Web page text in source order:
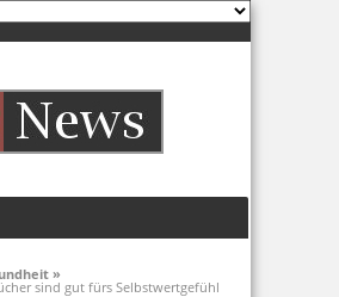
»
sind gut fürs Selbstwertgefühl